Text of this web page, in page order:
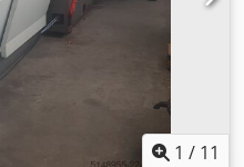
1 / 11